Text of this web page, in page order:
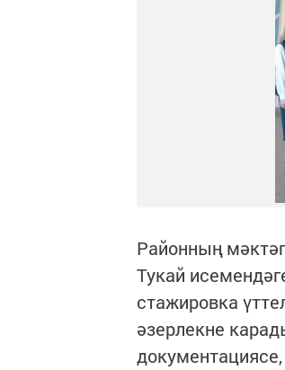
Районның
Тукай
стажировка
әзерлекне